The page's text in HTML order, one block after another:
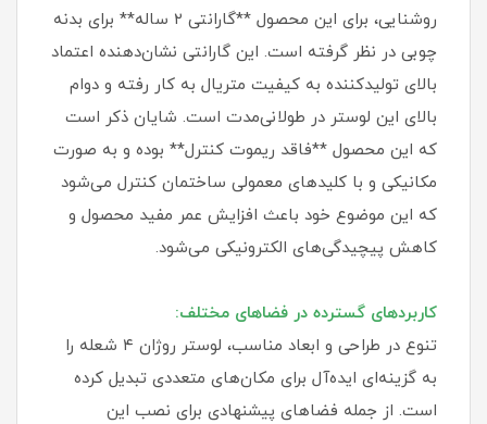
روشنایی، برای این محصول **گارانتی ۲ ساله** برای بدنه
چوبی در نظر گرفته است. این گارانتی نشان‌دهنده اعتماد
بالای تولیدکننده به کیفیت متریال به کار رفته و دوام
بالای این لوستر در طولانی‌مدت است. شایان ذکر است
که این محصول **فاقد ریموت کنترل** بوده و به صورت
مکانیکی و با کلیدهای معمولی ساختمان کنترل می‌شود
که این موضوع خود باعث افزایش عمر مفید محصول و
کاهش پیچیدگی‌های الکترونیکی می‌شود.
کاربردهای گسترده در فضاهای مختلف:
تنوع در طراحی و ابعاد مناسب، لوستر روژان ۴ شعله را
به گزینه‌ای ایده‌آل برای مکان‌های متعددی تبدیل کرده
است. از جمله فضاهای پیشنهادی برای نصب این